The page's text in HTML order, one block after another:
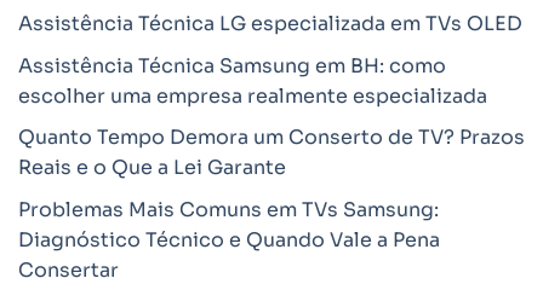
Assistência Técnica LG especializada em TVs OLED
Assistência Técnica Samsung em BH: como
escolher uma empresa realmente especializada
Quanto Tempo Demora um Conserto de TV? Prazos
Reais e o Que a Lei Garante
Problemas Mais Comuns em TVs Samsung:
Diagnóstico Técnico e Quando Vale a Pena
Consertar